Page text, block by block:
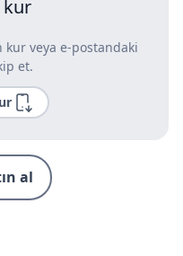
kur
kur veya e-postandaki
et.
al